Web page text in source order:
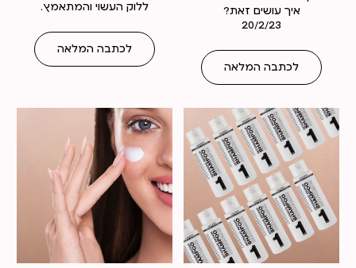
איך עושים זאת?
20/2/23
לכתבה המלאה
ללוק העשוי והמתאמץ.
לכתבה המלאה